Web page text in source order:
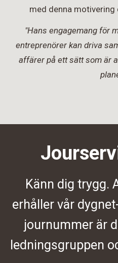
med denna motivering
"Hans engagemang för
entreprenörer kan driva
affärer på ett sätt som är
Känn dig trygg.
erhåller vår
journummer är
ledningsgruppen